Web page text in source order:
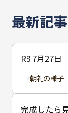
最新記事
R8 7月27
朝礼の様子
完成したら